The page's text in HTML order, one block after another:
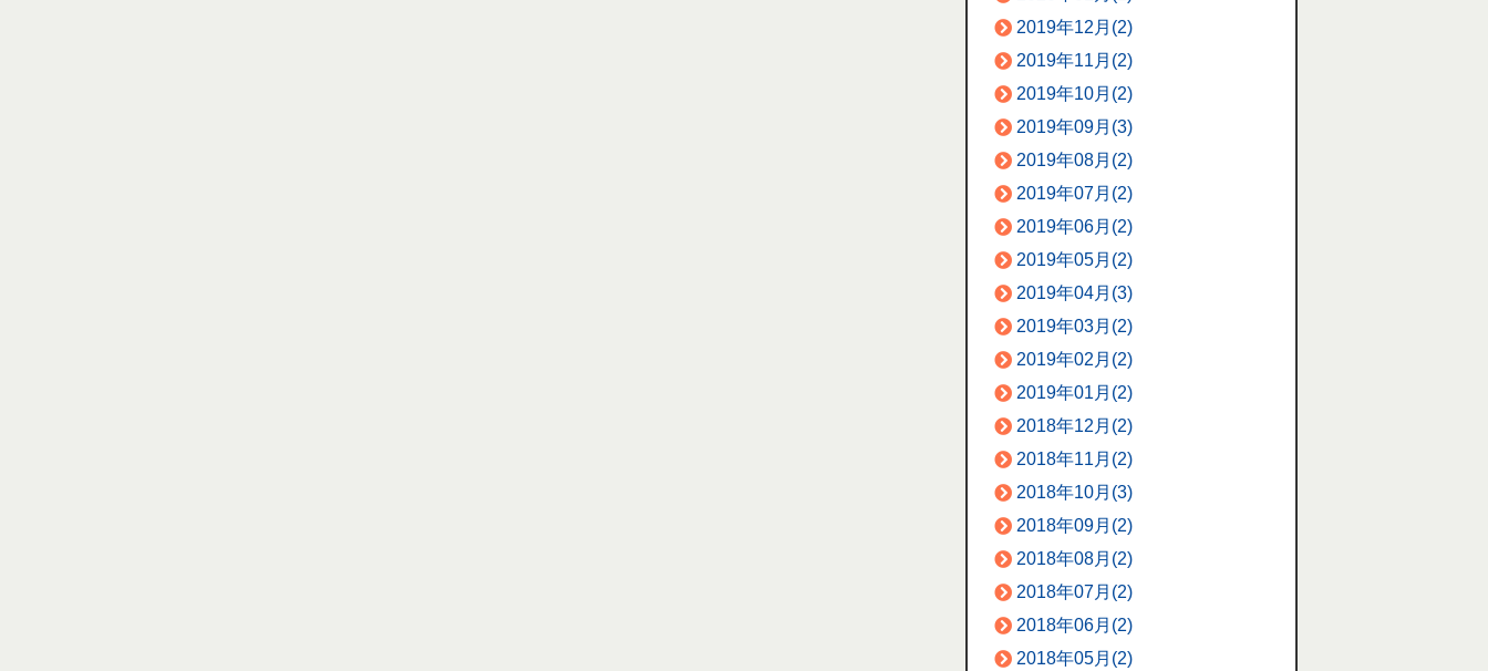
2019年12月(2)
2019年11月(2)
2019年10月(2)
2019年09月(3)
2019年08月(2)
2019年07月(2)
2019年06月(2)
2019年05月(2)
2019年04月(3)
2019年03月(2)
2019年02月(2)
2019年01月(2)
2018年12月(2)
2018年11月(2)
2018年10月(3)
2018年09月(2)
2018年08月(2)
2018年07月(2)
2018年06月(2)
2018年05月(2)